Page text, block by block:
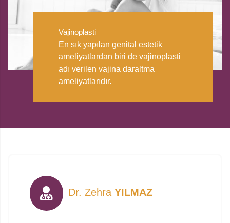
Vajinoplasti
En sık yapılan genital estetik
ameliyatlardan biri de vajinoplasti
adı verilen vajina daraltma
ameliyatlarıdır.
Dr. Zehra YILMAZ